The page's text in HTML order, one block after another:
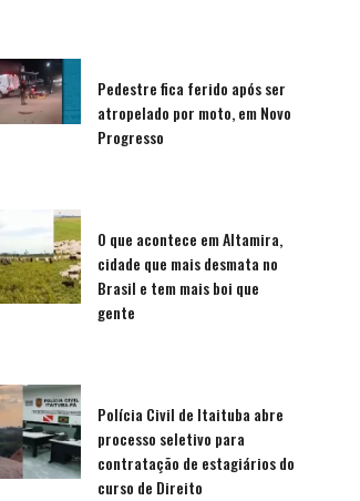
Pedestre fica ferido após ser
atropelado por moto, em Novo
Progresso
O que acontece em Altamira,
cidade que mais desmata no
Brasil e tem mais boi que
gente
Polícia Civil de Itaituba abre
processo seletivo para
contratação de estagiários do
curso de Direito